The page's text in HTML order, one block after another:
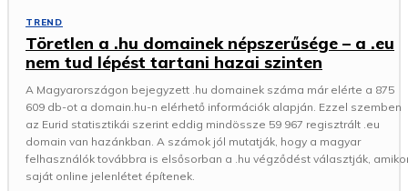
TREND
Töretlen a .hu domainek népszerűsége – a .eu
nem tud lépést tartani hazai szinten
A Magyarországon bejegyzett .hu domainek száma már elérte a 875
609 db-ot a domain.hu-n elérhető információk alapján. Ezzel szemben
az Eurid statisztikái szerint eddig mindössze 59 967 regisztrált .eu
domain van hazánkban. A számok jól mutatják, hogy a magyar
felhasználók továbbra is elsősorban a .hu végződést választják,
saját online jelenlétet építenek.